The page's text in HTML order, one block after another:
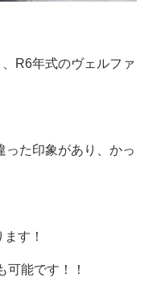
R6年式のヴェルファ
った印象があり、かっ
す！
可能です！！